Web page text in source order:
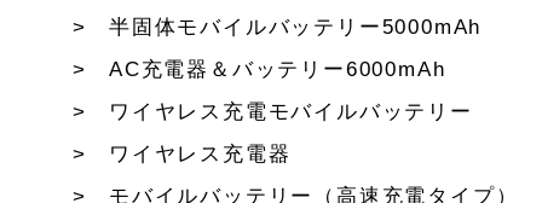
半固体モバイルバッテリー5000mAh
AC充電器＆バッテリー6000mAh
ワイヤレス充電モバイルバッテリー
ワイヤレス充電器
モバイルバッテリー（高速充電タイプ）